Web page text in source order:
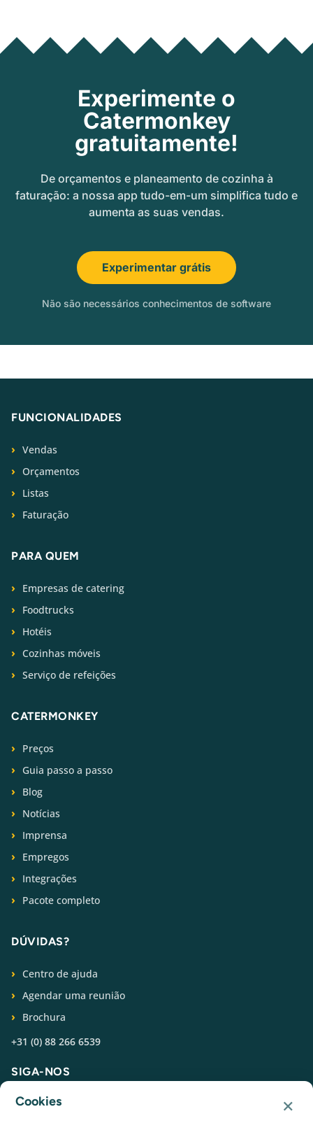
Experimente o
Catermonkey
gratuitamente!
De orçamentos e planeamento de cozinha à
faturação: a nossa app tudo-em-um simplifica tudo e
aumenta as suas vendas.
Experimentar grátis
Não são necessários conhecimentos de software
FUNCIONALIDADES
Vendas
Orçamentos
Listas
Faturação
PARA QUEM
Empresas de catering
Foodtrucks
Hotéis
Cozinhas móveis
Serviço de refeições
CATERMONKEY
Preços
Guia passo a passo
Blog
Notícias
Imprensa
Empregos
Integrações
Pacote completo
DÚVIDAS?
Centro de ajuda
Agendar uma reunião
Brochura
+31 (0) 88 266 6539
SIGA-NOS
Cookies ×